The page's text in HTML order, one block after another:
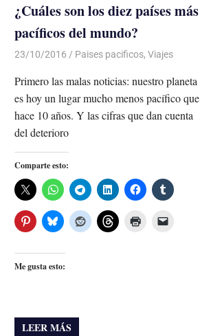
¿Cuáles son los diez países más
pacíficos del mundo?
23/10/2016 Luis Castellanos
Paises pacificos, Viajes
Primero las malas noticias: nuestro planeta
es hoy un lugar mucho menos pacífico que
hace 10 años. Y las cifras que dan cuenta
del deterioro
Comparte esto:
Me gusta esto:
LEER MÁS